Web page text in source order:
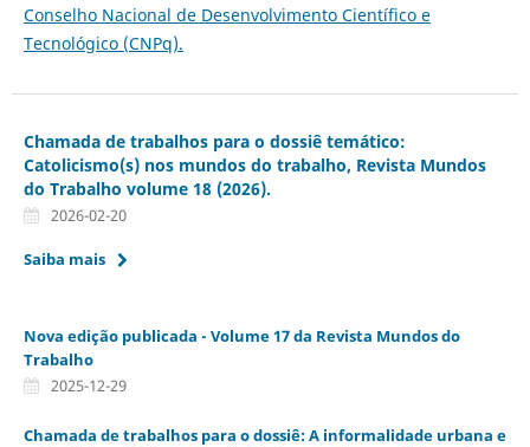
Conselho Nacional de Desenvolvimento Científico e
Tecnológico (CNPq).
Chamada de trabalhos para o dossiê temático:
Catolicismo(s) nos mundos do trabalho, Revista Mundos
do Trabalho volume 18 (2026).
2026-02-20
Saiba mais
Nova edição publicada - Volume 17 da Revista Mundos do
Trabalho
2025-12-29
Chamada de trabalhos para o dossiê: A informalidade urbana e